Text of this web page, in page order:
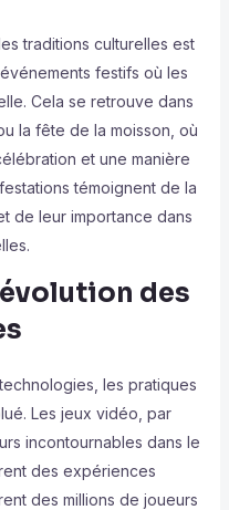
traditions culturelles est
festifs où les
Cela se retrouve dans
la fête de la moisson, où
et une manière
témoignent de la
de leur importance dans
des
les pratiques
Les jeux vidéo, par
incontournables dans le
des expériences
des millions de joueurs